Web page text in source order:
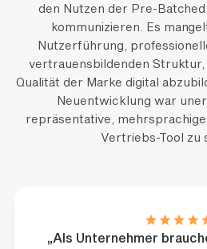
den Nutzen der Pre-
kommunizieren. Es
Nutzerführung,
vertrauensbildenden Struktur,
Qualität der Marke digital
Neuentwicklung war
repräsentative,
Vertriebs-Tool zu
„Als Unternehmer